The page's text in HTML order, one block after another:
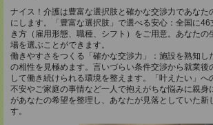
ナイス！介護は豊富な選択肢と確かな交渉力であなた
にします。「豊富な選択肢」で選べる安心：全国に
き方（雇用形態、職種、シフト）をご用意。あなたの
場を選ぶことができます。
働きやすさをつくる「確かな交渉力」：施設を熟知し
の相性を見極めます。言いづらい条件交渉から就業後
して働き続けられる環境を整えます。「叶えたい」へ
不安やご家庭の事情など一人で抱えがちな悩みに親身
があなたの希望を整理し、あなたが見落としていた新
す。